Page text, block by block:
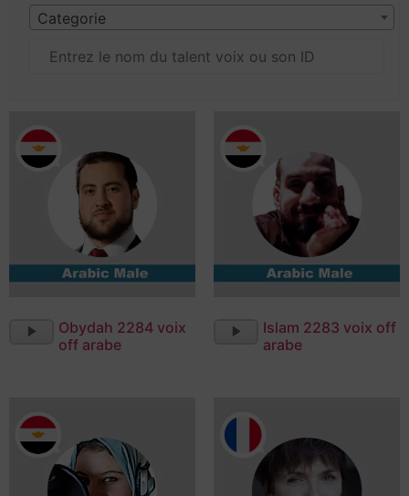
Categorie
LecteurObydah 2284 voix
off arabe
LecteurIslam 2283 voix off
arabe